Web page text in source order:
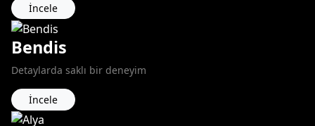
İncele
Bendis
Detaylarda saklı bir deneyim
İncele